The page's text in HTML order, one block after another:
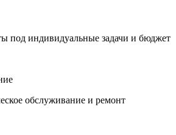
под индивидуальные задачи и бюджет
обслуживание и ремонт